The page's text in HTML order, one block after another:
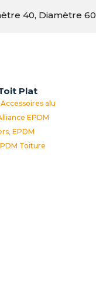
40, Diamètre 60
Plat
,Accessoires alu
EPDM
,EPDM
Toiture